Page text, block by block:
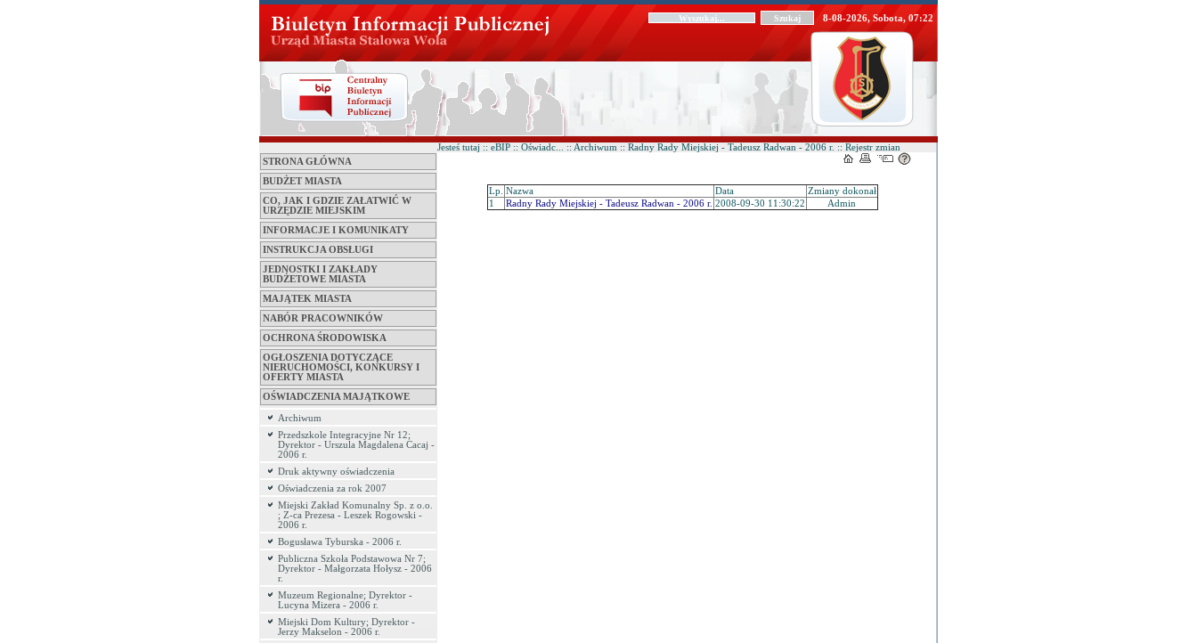
8-08-2026, Sobota, 07:22
STRONA GŁÓWNA
BUDŻET MIASTA
CO, JAK I GDZIE ZAŁATWIĆ W
URZĘDZIE MIEJSKIM
INFORMACJE I KOMUNIKATY
INSTRUKCJA OBSŁUGI
JEDNOSTKI I ZAKŁADY
BUDŻETOWE MIASTA
MAJĄTEK MIASTA
NABÓR PRACOWNIKÓW
OCHRONA ŚRODOWISKA
OGŁOSZENIA DOTYCZĄCE
NIERUCHOMOŚCI, KONKURSY I
OFERTY MIASTA
OŚWIADCZENIA MAJĄTKOWE
Archiwum
Przedszkole Integracyjne Nr 12;
Dyrektor - Urszula Magdalena Cacaj -
2006 r.
Druk aktywny oświadczenia
Oświadczenia za rok 2007
Miejski Zakład Komunalny Sp. z o.o.
; Z-ca Prezesa - Leszek Rogowski -
2006 r.
Bogusława Tyburska - 2006 r.
Publiczna Szkoła Podstawowa Nr 7;
Dyrektor - Małgorzata Hołysz - 2006
r.
Muzeum Regionalne; Dyrektor -
Lucyna Mizera - 2006 r.
Miejski Dom Kultury; Dyrektor -
Jerzy Makselon - 2006 r.
Jesteś tutaj :: eBIP :: Oświadc... :: Archiwum :: Radny Rady Miejskiej - Tadeusz Radwan - 2006 r. :: Rejestr zmian
Lp. Nazwa Data
Zmiany dokonał
1
Radny Rady Miejskiej - Tadeusz Radwan - 2006 r. 2008-09-30 11:30:22 Admin